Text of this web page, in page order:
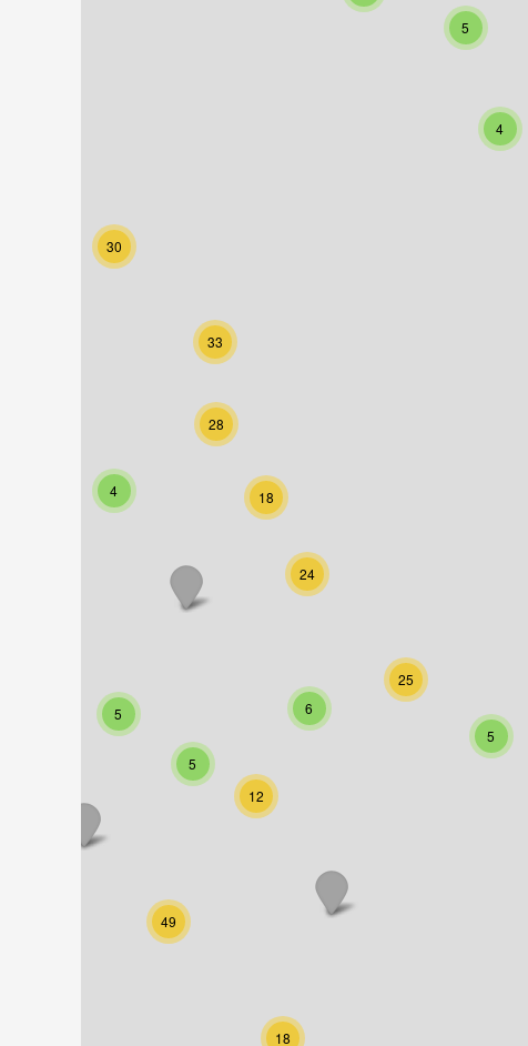
30
4
28
33
5
5
12
18
24
6
25
5
49
18
4
5